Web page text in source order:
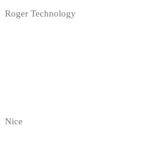
Roger Technology
Nice